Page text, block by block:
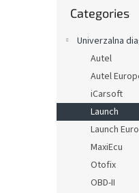
categories
Categories
Univerzalna
Autel
Autel
iCarsoft
Launch
Launch
MaxiEcu
Otofix
OBD-II